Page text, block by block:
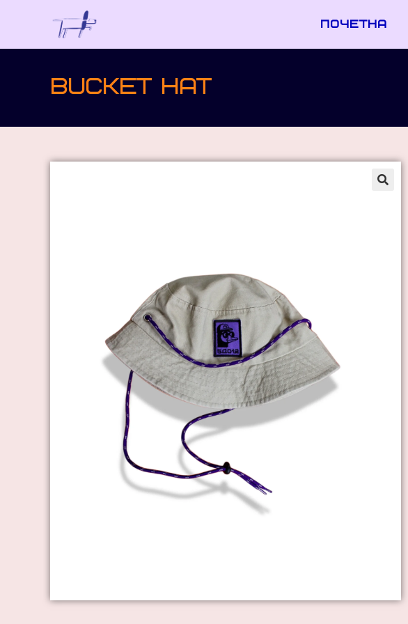
почетна
Bucket hat